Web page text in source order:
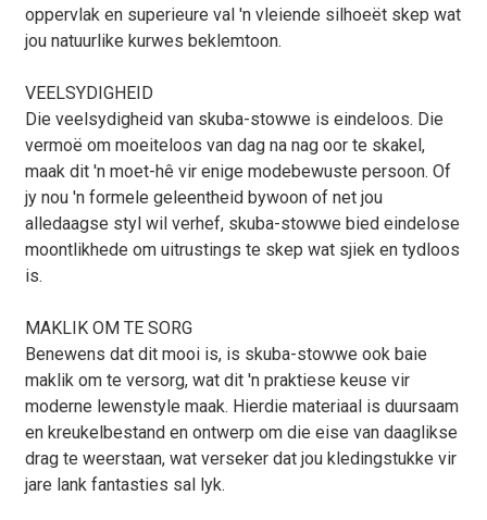
oppervlak en superieure val 'n vleiende silhoeët skep wat
jou natuurlike kurwes beklemtoon.
VEELSYDIGHEID
Die veelsydigheid van skuba-stowwe is eindeloos. Die
vermoë om moeiteloos van dag na nag oor te skakel,
maak dit 'n moet-hê vir enige modebewuste persoon. Of
jy nou 'n formele geleentheid bywoon of net jou
alledaagse styl wil verhef, skuba-stowwe bied eindelose
moontlikhede om uitrustings te skep wat sjiek en tydloos
is.
MAKLIK OM TE SORG
Benewens dat dit mooi is, is skuba-stowwe ook baie
maklik om te versorg, wat dit 'n praktiese keuse vir
moderne lewenstyle maak. Hierdie materiaal is duursaam
en kreukelbestand en ontwerp om die eise van daaglikse
drag te weerstaan, wat verseker dat jou kledingstukke vir
jare lank fantasties sal lyk.